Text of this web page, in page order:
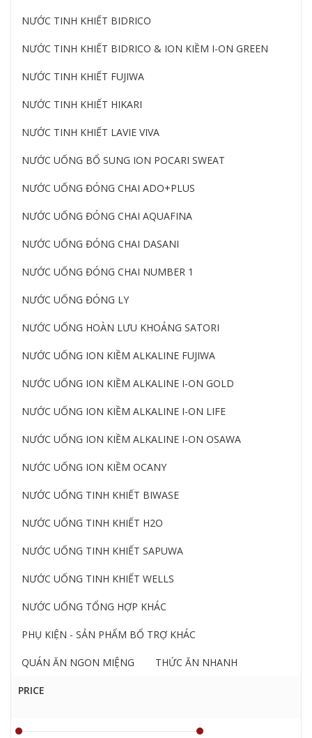
NƯỚC TINH KHIẾT BIDRICO
NƯỚC TINH KHIẾT BIDRICO & ION KIỀM I-ON GREEN
NƯỚC TINH KHIẾT FUJIWA
NƯỚC TINH KHIẾT HIKARI
NƯỚC TINH KHIẾT LAVIE VIVA
NƯỚC UỐNG BỔ SUNG ION POCARI SWEAT
NƯỚC UỐNG ĐÓNG CHAI ADO+PLUS
NƯỚC UỐNG ĐÓNG CHAI AQUAFINA
NƯỚC UỐNG ĐÓNG CHAI DASANI
NƯỚC UỐNG ĐÓNG CHAI NUMBER 1
NƯỚC UỐNG ĐÓNG LY
NƯỚC UỐNG HOÀN LƯU KHOÁNG SATORI
NƯỚC UỐNG ION KIỀM ALKALINE FUJIWA
NƯỚC UỐNG ION KIỀM ALKALINE I-ON GOLD
NƯỚC UỐNG ION KIỀM ALKALINE I-ON LIFE
NƯỚC UỐNG ION KIỀM ALKALINE I-ON OSAWA
NƯỚC UỐNG ION KIỀM OCANY
NƯỚC UỐNG TINH KHIẾT BIWASE
NƯỚC UỐNG TINH KHIẾT H2O
NƯỚC UỐNG TINH KHIẾT SAPUWA
NƯỚC UỐNG TINH KHIẾT WELLS
NƯỚC UỐNG TỔNG HỢP KHÁC
PHỤ KIỆN - SẢN PHẨM BỔ TRỢ KHÁC
QUÁN ĂN NGON MIỆNG THỨC ĂN NHANH
PRICE